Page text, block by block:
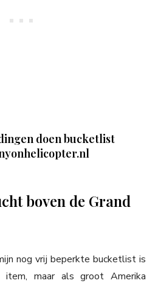
boven de Grand
nog vrij beperkte bucketlist is
item, maar als groot Amerika